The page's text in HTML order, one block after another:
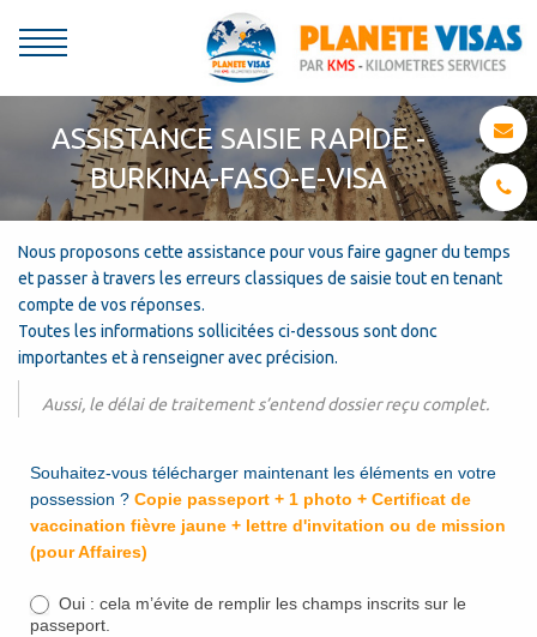
ASSISTANCE SAISIE RAPIDE -
BURKINA-FASO-E-VISA
Nous proposons cette assistance pour vous faire gagner du temps
et passer à travers les erreurs classiques de saisie tout en tenant
compte de vos réponses.
Toutes les informations sollicitées ci-dessous sont donc
importantes et à renseigner avec précision.
Aussi, le délai de traitement s’entend dossier reçu complet.
Aide
à
la
saisie
visa
Burkina
Souhaitez-vous télécharger maintenant les éléments en votre
possession ? Copie passeport + 1 photo + Certificat de
vaccination fièvre jaune + lettre d'invitation ou de mission
(pour Affaires)
Oui : cela m’évite de remplir les champs inscrits sur le
passeport.